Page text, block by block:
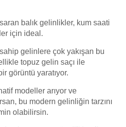
balık gelinlikler, kum saati
için ideal.
gelinlere çok yakışan bu
topuz gelin saçı ile
görüntü yaratıyor.
modeller arıyor ve
bu modern gelinliğin tarzını
olabilirsin.